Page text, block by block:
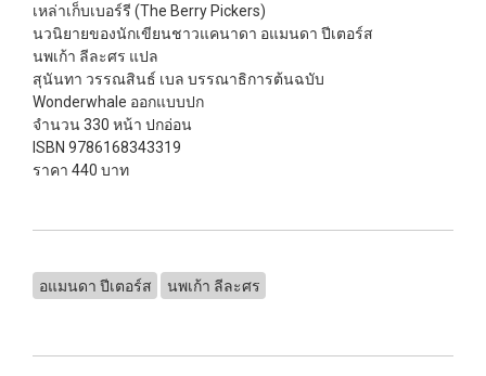
เหล่าเก็บเบอร์รี (The Berry Pickers)
นวนิยายของนักเขียนชาวแคนาดา อแมนดา ปีเตอร์ส
นพเก้า ลีละศร แปล
สุนันทา วรรณสินธ์ เบล บรรณาธิการต้นฉบับ
Wonderwhale ออกแบบปก
จำนวน 330 หน้า ปกอ่อน
ISBN 9786168343319
ราคา 440 บาท
อแมนดา ปีเตอร์ส นพเก้า ลีละศร